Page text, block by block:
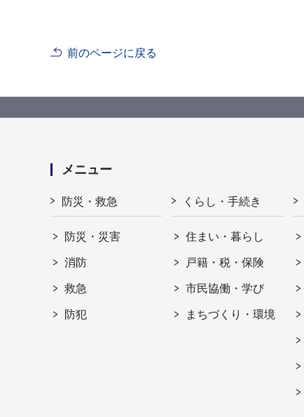
前のページに戻る
メニュー
防災・救急
防災・災害
消防
救急
防犯
くらし・手続き
住まい・暮らし
戸籍・税・保険
市民協働・学び
まちづくり・環境